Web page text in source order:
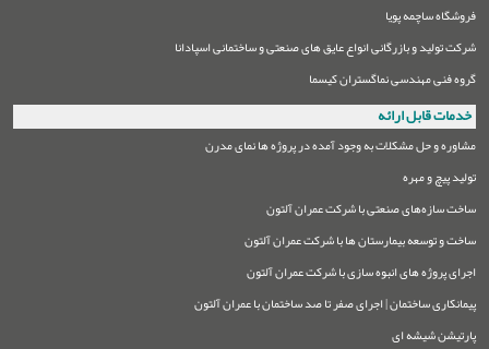
فروشگاه ساچمه پویا
شرکت تولید و بازرگانی انواع عایق های صنعتی و ساختمانی اسپادانا
گروه فنی مهندسی نماگستران کیسما
خدمات قابل ارائه
مشاوره و حل مشکلات به وجود آمده در پروژه ها نمای مدرن
تولید پیچ و مهره
ساخت سازه‌های صنعتی با شرکت عمران آلتون
ساخت و توسعه بیمارستان ها با شرکت عمران آلتون
اجرای پروژه های انبوه سازی با شرکت عمران آلتون
پیمانکاری ساختمان | اجرای صفر تا صد ساختمان با عمران آلتون
پارتیشن شیشه ای